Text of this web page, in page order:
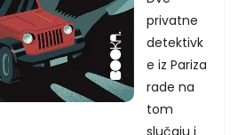
privatne
detektivk
e iz Pariza
rade na
tom
slučaju i